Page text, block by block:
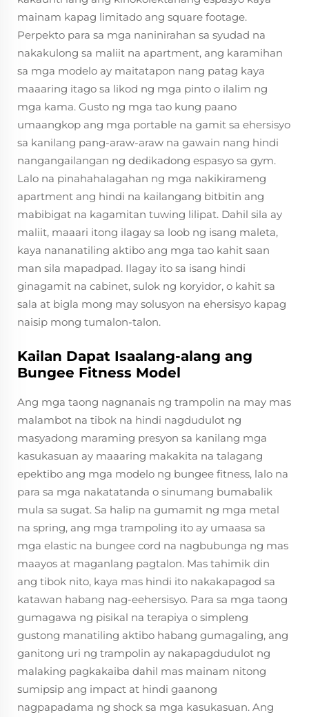
mainam kapag limitado ang square footage.
Perpekto para sa mga naninirahan sa syudad na
nakakulong sa maliit na apartment, ang karamihan
sa mga modelo ay maitatapon nang patag kaya
maaaring itago sa likod ng mga pinto o ilalim ng
mga kama. Gusto ng mga tao kung paano
umaangkop ang mga portable na gamit sa ehersisyo
sa kanilang pang-araw-araw na gawain nang hindi
nangangailangan ng dedikadong espasyo sa gym.
Lalo na pinahahalagahan ng mga nakikirameng
apartment ang hindi na kailangang bitbitin ang
mabibigat na kagamitan tuwing lilipat. Dahil sila ay
maliit, maaari itong ilagay sa loob ng isang maleta,
kaya nananatiling aktibo ang mga tao kahit saan
man sila mapadpad. Ilagay ito sa isang hindi
ginagamit na cabinet, sulok ng koryidor, o kahit sa
sala at bigla mong may solusyon na ehersisyo kapag
naisip mong tumalon-talon.
Kailan Dapat Isaalang-alang ang
Bungee Fitness Model
Ang mga taong nagnanais ng trampolin na may mas
malambot na tibok na hindi nagdudulot ng
masyadong maraming presyon sa kanilang mga
kasukasuan ay maaaring makakita na talagang
epektibo ang mga modelo ng bungee fitness, lalo na
para sa mga nakatatanda o sinumang bumabalik
mula sa sugat. Sa halip na gumamit ng mga metal
na spring, ang mga trampoling ito ay umaasa sa
mga elastic na bungee cord na nagbubunga ng mas
maayos at maganlang pagtalon. Mas tahimik din
ang tibok nito, kaya mas hindi ito nakakapagod sa
katawan habang nag-eehersisyo. Para sa mga taong
gumagawa ng pisikal na terapiya o simpleng
gustong manatiling aktibo habang gumagaling, ang
ganitong uri ng trampolin ay nakapagdudulot ng
malaking pagkakaiba dahil mas mainam nitong
sumipsip ang impact at hindi gaanong
nagpapadama ng shock sa mga kasukasuan. Ang